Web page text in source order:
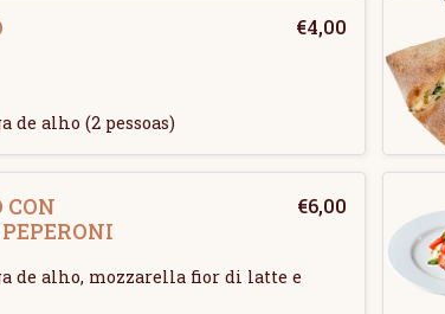
€4,00
de alho (2 pessoas)
CON
€6,00
de alho, mozzarella fior di latte e